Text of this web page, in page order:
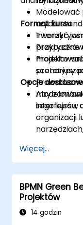
Modelować
użyciu
Tworzyć
prototypy
Format kursu
Praktyczne
interfejsów
Opcje
Aby
tego kursu,
organizacji
Więcej...
BPMN Green
Projektów
14 godzin